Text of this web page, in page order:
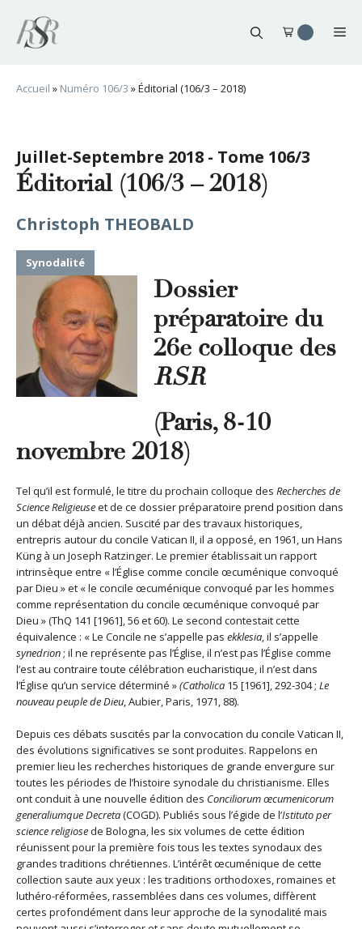
contenu
Accueil » Numéro 106/3 »Éditorial (106/3 – 2018)
Juillet-Septembre 2018 - Tome 106/3
Éditorial (106/3 – 2018)
Christoph THEOBALD
Synodalité
Dossier
préparatoire du
26e colloque des
RSR
(Paris, 8-10
novembre 2018)
Tel qu’il est formulé, le titre du prochain colloque des Recherches de
Science Religieuseet de ce dossier préparatoire prend position dans
un débat déjà ancien. Suscité par des travaux historiques,
entrepris autour du concile Vatican II, il a opposé, en 1961, un Hans
Küng à un Joseph Ratzinger. Le premier établissait un rapport
intrinsèque entre « l’Église comme concile œcuménique convoqué
par Dieu » et « le concile œcuménique convoqué par les hommes
comme représentation du concile œcuménique convoqué par
Dieu » (ThQ 141 [1961], 56 et 60). Le second contestait cette
équivalence : « Le Concile ne s’appelle pas ekklesia, il s’appelle
synedrion; il ne représente pas l’Église, il n’est pas l’Église comme
l’est au contraire toute célébration eucharistique, il n’est dans
l’Église qu’un service déterminé »(Catholica 15 [1961], 292-304 ; Le
nouveau peuple de Dieu, Aubier, Paris, 1971, 88).
Depuis ces débats suscités par la convocation du concile Vatican II,
des évolutions significatives se sont produites. Rappelons en
premier lieu les recherches historiques de grande envergure sur
toutes les périodes de l’histoire synodale du christianisme. Elles
ont conduit à une nouvelle édition des Conciliorum œcumenicorum
generaliumque Decreta(COGD). Publiés sous l’égide de l’Istituto per
science religiosede Bologna, les six volumes de cette édition
réunissent pour la première fois tous les textes synodaux des
grandes traditions chrétiennes. L’intérêt œcuménique de cette
collection saute aux yeux : les traditions orthodoxes, romaines et
luthéro-réformées, rassemblées dans ces volumes, diffèrent
certes profondément dans leur approche de la synodalité mais